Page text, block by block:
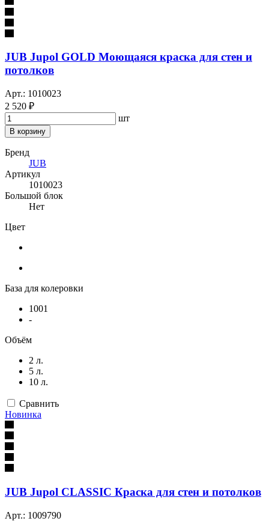
JUB Jupol GOLD Моющаяся краска для стен и
потолков
Арт.: 1010023
2 520 ₽
шт
В корзину
Бренд
JUB
Артикул
1010023
Большой блок
Нет
Цвет
База для колеровки
1001
-
Объём
2 л.
5 л.
10 л.
Сравнить
Новинка
JUB Jupol CLASSIC Краска для стен и потолков
Арт.: 1009790